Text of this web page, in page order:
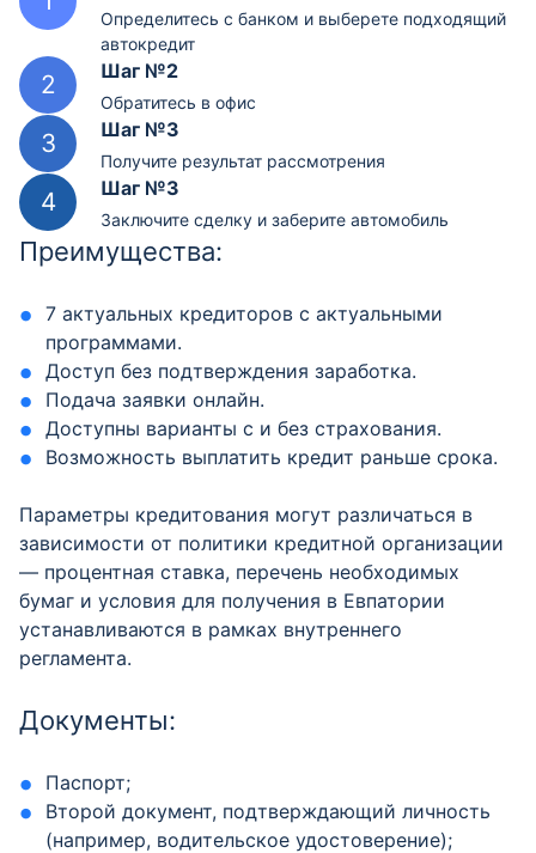
Определитесь с банком и выберете подходящий
автокредит
Шаг №2
Обратитесь в офис
Шаг №3
Получите результат рассмотрения
Шаг №3
Заключите сделку и заберите автомобиль
Преимущества:
7 актуальных кредиторов с актуальными
программами.
Доступ без подтверждения заработка.
Подача заявки онлайн.
Доступны варианты с и без страхования.
Возможность выплатить кредит раньше срока.
Параметры кредитования могут различаться в
зависимости от политики кредитной организации
— процентная ставка, перечень необходимых
бумаг и условия для получения в Евпатории
устанавливаются в рамках внутреннего
регламента.
Документы:
Паспорт;
Второй документ, подтверждающий личность
(например, водительское удостоверение);